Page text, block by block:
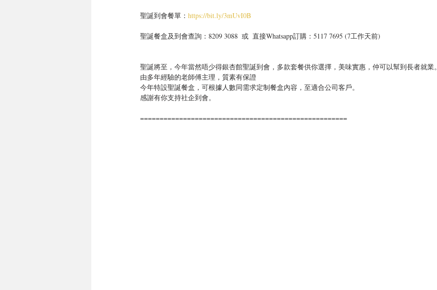
聖誕到會餐單： https://bit.ly/3mUvI0B
聖誕餐盒及到會查詢：8209 3088  或  直接Whatsapp訂購：5117 7695 (7工作天前)
聖誕將至，今年當然唔少得銀杏館聖誕到會，多款套餐供你選擇，美味實惠，仲可以幫到長者就業。
由多年經驗的老師傅主理，質素有保證
今年特設聖誕餐盒，可根據人數同需求定制餐盒內容，至適合公司客戶。
感謝有你支持社企到會。
=====================================================